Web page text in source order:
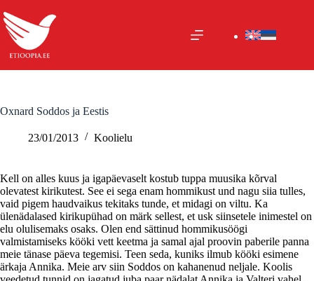
to
content
Oxnard Soddos ja Eestis
23/01/2013 Koolielu
Kell on alles kuus ja igapäevaselt kostub tuppa muusika kõrval
olevatest kirikutest. See ei sega enam hommikust und nagu siia tulles,
vaid pigem haudvaikus tekitaks tunde, et midagi on viltu. Ka
ülenädalased kirikupühad on märk sellest, et usk siinsetele inimestel on
elu olulisemaks osaks. Olen end sättinud hommikusöögi
valmistamiseks kööki vett keetma ja samal ajal proovin paberile panna
meie tänase päeva tegemisi. Teen seda, kuniks ilmub kööki esimene
ärkaja Annika. Meie arv siin Soddos on kahanenud neljale. Koolis